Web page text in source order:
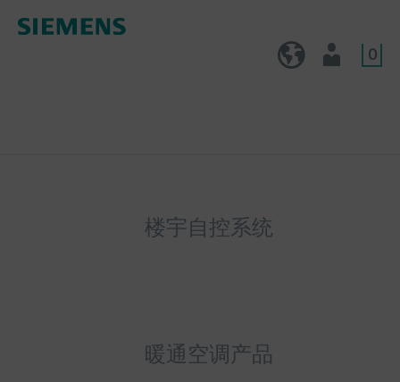
0
楼宇自控系统
暖通空调产品